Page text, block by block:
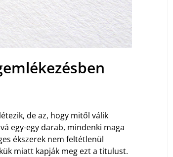
de az, hogy mitől válik
egy-egy darab, mindenki maga
ékszerek nem feltétlenül
miatt kapják meg ezt a titulust.